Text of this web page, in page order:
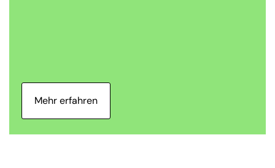
Mehr erfahren